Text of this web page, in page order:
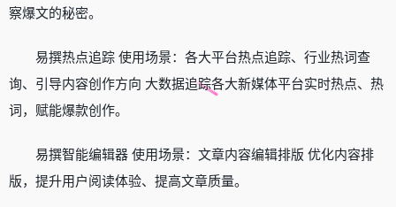
察爆文的秘密。
易撰热点追踪 使用场景：各大平台热点追踪、行业热词查
询、引导内容创作方向 大数据追踪各大新媒体平台实时热点、热
词，赋能爆款创作。
易撰智能编辑器 使用场景：文章内容编辑排版 优化内容排
版，提升用户阅读体验、提高文章质量。